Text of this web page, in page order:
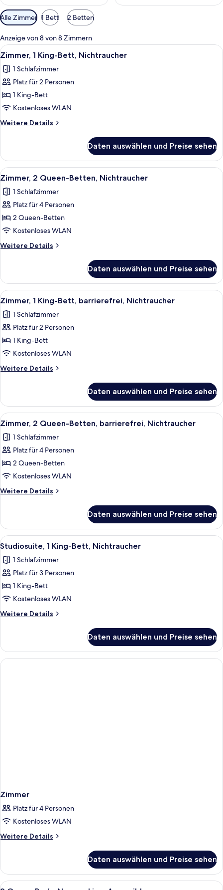
Verfügbare
Filter
für
Zimmer
Alle Zimmer 1 Bett 2 Betten
Anzeige von 8 von 8 Zimmern
Alle
Fotos
für
Zimmer,
1 King-
Bett,
Nichtraucher
anzeigen
Ein Hotelzimmer mit einem großen
2
Zimmer, 1 King-Bett, Nichtraucher
1 Schlafzimmer
Platz für 2 Personen
1 King-Bett
Kostenloses WLAN
Weitere Details
Weitere
1 King-
Bett,
Nichtraucher
Daten auswählen und Preise sehen
Alle
Fotos
für
Zimmer,
2 Queen-
Betten,
Nichtraucher
anzeigen
Ein Hotelzimmer mit zwei Betten,
2
Zimmer, 2 Queen-Betten, Nichtraucher
1 Schlafzimmer
Platz für 4 Personen
2 Queen-Betten
Kostenloses WLAN
Weitere Details
Weitere
2 Queen-
Betten,
Nichtraucher
Daten auswählen und Preise sehen
Alle
Fotos
für
Zimmer,
1 King-
Bett,
barrierefrei,
Nichtraucher
Ein Hotelzimmer mit einem großen
2
Zimmer, 1 King-Bett, barrierefrei, Nichtraucher
1 Schlafzimmer
Platz für 2 Personen
1 King-Bett
Kostenloses WLAN
Weitere Details
Weitere
1 King-
Bett,
barrierefrei,
Daten auswählen und Preise sehen
Alle
Fotos
für
Zimmer,
2 Queen-
Betten,
barrierefrei,
Nichtraucher
Ein Hotelzimmer mit zwei Betten,
2
Zimmer, 2 Queen-Betten, barrierefrei, Nichtraucher
1 Schlafzimmer
Platz für 4 Personen
2 Queen-Betten
Kostenloses WLAN
Weitere Details
Weitere
2 Queen-
Betten,
barrierefrei,
Daten auswählen und Preise sehen
Alle
Fotos
für
Studiosuite,
1 King-
Bett,
Nichtraucher
anzeigen
Ein Hotelzimmer mit einem Bett,
2
Studiosuite, 1 King-Bett, Nichtraucher
1 Schlafzimmer
Platz für 3 Personen
1 King-Bett
Kostenloses WLAN
Weitere Details
Weitere
1 King-
Bett,
Nichtraucher
Daten auswählen und Preise sehen
Zimmer
Platz für 4 Personen
Kostenloses WLAN
Weitere Details
Weitere
Daten auswählen und Preise sehen
Alle Hochwertige Bettwaren,